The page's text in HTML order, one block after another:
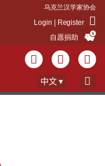
Login | Register
乌克兰汉学家协会
自愿捐助
中文